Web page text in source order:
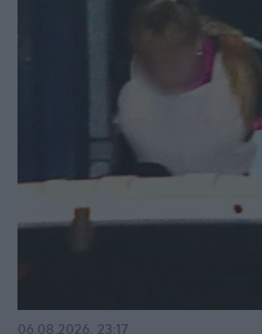
06.08.2026, 23:17